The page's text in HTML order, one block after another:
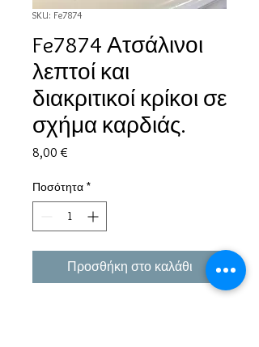
SKU: Fe7874
Fe7874 Ατσάλινοι
λεπτοί και
διακριτικοί κρίκοι σε
σχήμα καρδιάς.
8,00 €
Ποσότητα *
Προσθήκη στο καλάθι